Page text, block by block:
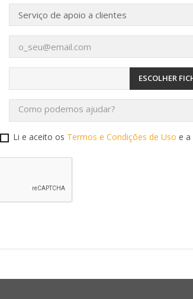
ESCOLHER
Li e aceitoos Termos eCondições de Uso e a